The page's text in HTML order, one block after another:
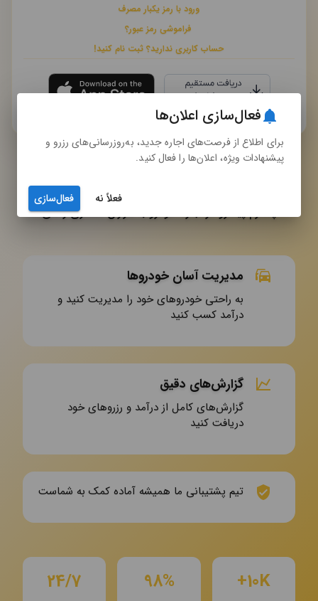
ورود با رمز یکبار مصرف
فراموشی رمز عبور؟
حساب کاربری ندارید؟ ثبت نام کنید!
به رنتیفا خوش آمدید
پلتفرم پیشرو در اجاره خودرو با هزاران مشتری راضی
مدیریت آسان خودروها
به راحتی خودروهای خود را مدیریت کنید و
درآمد کسب کنید
گزارش‌های دقیق
گزارش‌های کامل از درآمد و رزروهای خود
دریافت کنید
تیم پشتیبانی ما همیشه آماده کمک به شماست
10K+
98%
24/7
فعال‌سازی اعلان‌ها
برای اطلاع از فرصت‌های اجاره جدید، به‌روزرسانی‌های رزرو و
پیشنهادات ویژه، اعلان‌ها را فعال کنید.
فعلاً نه فعال‌سازی